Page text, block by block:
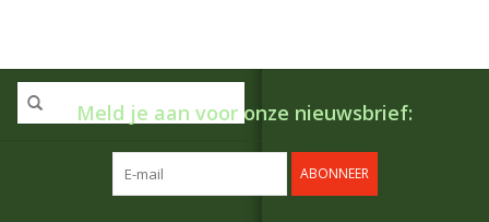
Meld je aan voor onze nieuwsbrief:
ABONNEER